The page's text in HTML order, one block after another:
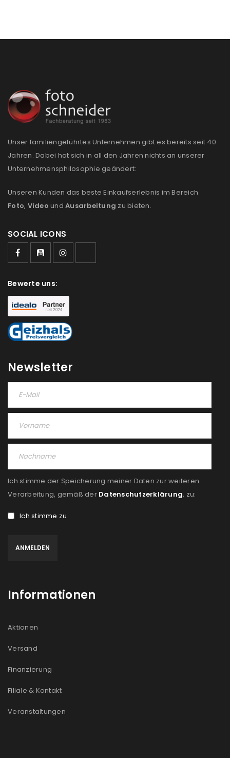
ANMELDEN
Benutzername oder E-Mail-Adresse
ANMELDEN
PASSWORT VERGESSEN?
REGISTRIEREN
E-Mail-Adresse
NEWSLETTER ABONNIEREN
Unser familiengeführtes Unternehmen gibt es bereits seit 40
Jahren. Dabei hat sich in all den Jahren nichts an unserer
Unternehmensphilosophie geändert:
Unseren Kunden das beste Einkaufserlebnis im Bereich
Foto, Video und Ausarbeitung zu bieten.
SOCIAL ICONS
Bewerte uns:
Newsletter
Ich stimme der Speicherung meiner Daten zur weiteren
Verarbeitung, gemäß der Datenschutzerklärung, zu:
Ich stimme zu
Informationen
Aktionen
Versand
Finanzierung
Filiale & Kontakt
Veranstaltungen